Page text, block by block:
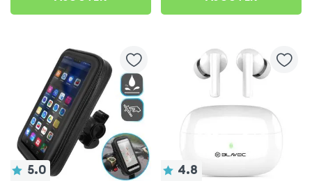
5.0 4.8